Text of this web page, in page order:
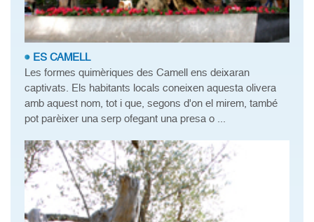
ES CAMELL
Les formes quimèriques des Camell ens deixaran
captivats. Els habitants locals coneixen aquesta olivera
amb aquest nom, tot i que, segons d'on el mirem, també
pot parèixer una serp ofegant una presa o ...